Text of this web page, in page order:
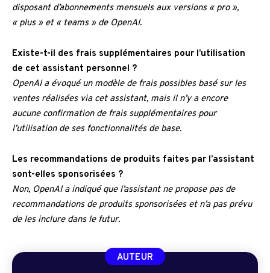
disposant d’abonnements mensuels aux versions « pro »,
« plus » et « teams » de OpenAI.
Existe-t-il des frais supplémentaires pour l’utilisation
de cet assistant personnel ?
OpenAI a évoqué un modèle de frais possibles basé sur les
ventes réalisées via cet assistant, mais il n’y a encore
aucune confirmation de frais supplémentaires pour
l’utilisation de ses fonctionnalités de base.
Les recommandations de produits faites par l’assistant
sont-elles sponsorisées ?
Non, OpenAI a indiqué que l’assistant ne propose pas de
recommandations de produits sponsorisées et n’a pas prévu
de les inclure dans le futur.
AUTEUR